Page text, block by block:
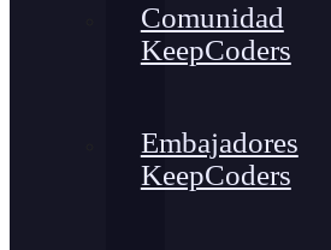
Comunidad
KeepCoders
Embajadores
KeepCoders